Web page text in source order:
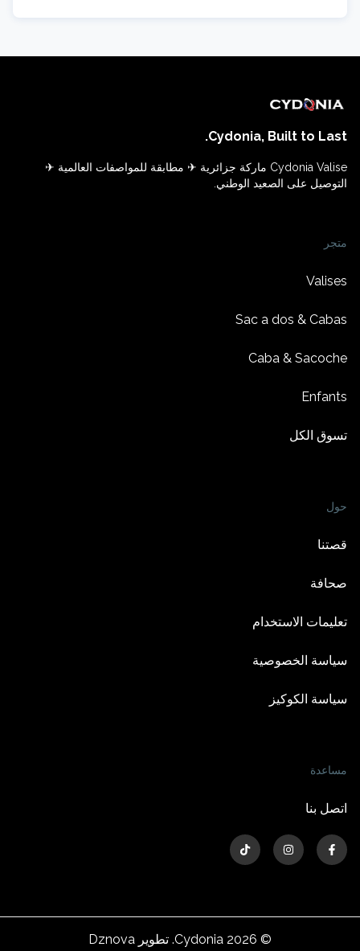
Cydonia, Built to Last.
Cydonia Valise ماركة جزائرية ✈ مطابقة للمواصفات العالمية ✈
التوصيل على الصعيد الوطني.
متجر
Valises
Sac a dos & Cabas
Caba & Sacoche
Enfants
تسوق الكل
حول
قصتنا
صحافة
تعليمات الاستخدام
سياسة الخصوصية
سياسة الكوكيز
مساعدة
اتصل بنا
©
2026 Cydonia. تطوير Dznova